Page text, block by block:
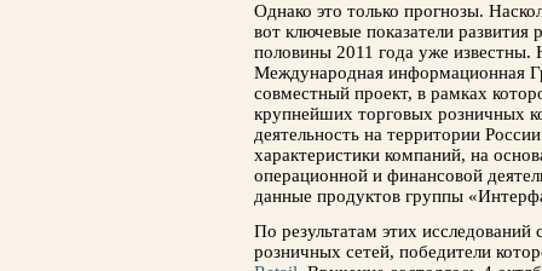
Однако это только прогнозы.
вот ключевые показатели
половины 2011 года уже известны.
Международная информационная
совместный проект, в рамках
крупнейших торговых розничных
деятельность на территории
характеристики компаний, на
операционной и финансовой
данные продуктов группы
По результатам этих
розничных сетей, победители